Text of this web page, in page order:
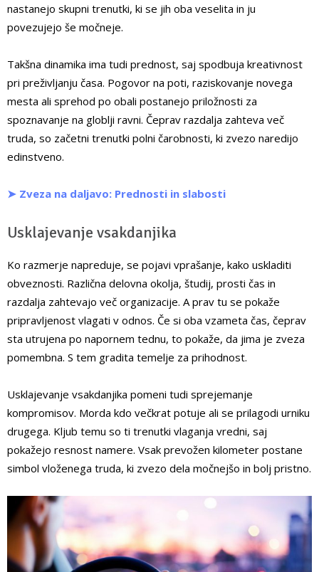
nastanejo skupni trenutki, ki se jih oba veselita in ju
povezujejo še močneje.
Takšna dinamika ima tudi prednost, saj spodbuja kreativnost
pri preživljanju časa. Pogovor na poti, raziskovanje novega
mesta ali sprehod po obali postanejo priložnosti za
spoznavanje na globlji ravni. Čeprav razdalja zahteva več
truda, so začetni trenutki polni čarobnosti, ki zvezo naredijo
edinstveno.
➤ Zveza na daljavo: Prednosti in slabosti
Usklajevanje vsakdanjika
Ko razmerje napreduje, se pojavi vprašanje, kako uskladiti
obveznosti. Različna delovna okolja, študij, prosti čas in
razdalja zahtevajo več organizacije. A prav tu se pokaže
pripravljenost vlagati v odnos. Če si oba vzameta čas, čeprav
sta utrujena po napornem tednu, to pokaže, da jima je zveza
pomembna. S tem gradita temelje za prihodnost.
Usklajevanje vsakdanjika pomeni tudi sprejemanje
kompromisov. Morda kdo večkrat potuje ali se prilagodi urniku
drugega. Kljub temu so ti trenutki vlaganja vredni, saj
pokažejo resnost namere. Vsak prevožen kilometer postane
simbol vloženega truda, ki zvezo dela močnejšo in bolj pristno.